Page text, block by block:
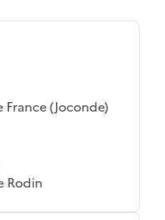
(Joconde)
Rodin